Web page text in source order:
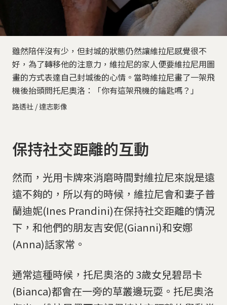
雖然陪伴沒有少，但封城的狀態仍然讓維拉尼感覺很不
好，為了轉移他的注意力，維拉尼的家人便要維拉尼用圖
畫的方式表達自己封城後的心情。當時維拉尼畫了一架飛
機後抬頭問托尼奧洛：「你有這架飛機的鑰匙嗎？」
路透社 / 達志影像
保持社交距離的互動
然而，光用卡牌來消磨時間對維拉尼來說是遠
遠不夠的，所以有的時候，維拉尼會和妻子普
蘭迪妮(Ines Prandini)在保持社交距離的情況
下，和他們的朋友吉安伲(Gianni)和安娜
(Anna)話家常。
通常這種時候，托尼奧洛的 3歲女兒碧昂卡
(Bianca)都會在一旁的草叢邊玩耍。托尼奧洛